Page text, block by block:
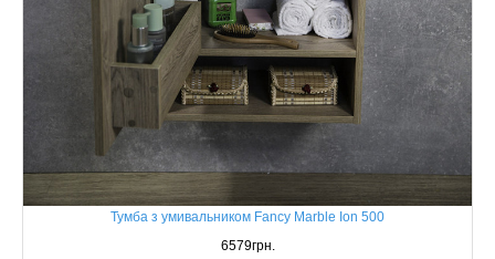
Тумба з умивальником Fancy Marble Ion 500
6579грн.